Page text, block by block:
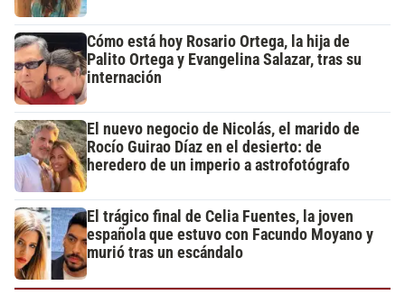
Cómo está hoy Rosario Ortega, la hija de
Palito Ortega y Evangelina Salazar, tras su
internación
El nuevo negocio de Nicolás, el marido de
Rocío Guirao Díaz en el desierto: de
heredero de un imperio a astrofotógrafo
El trágico final de Celia Fuentes, la joven
española que estuvo con Facundo Moyano y
murió tras un escándalo